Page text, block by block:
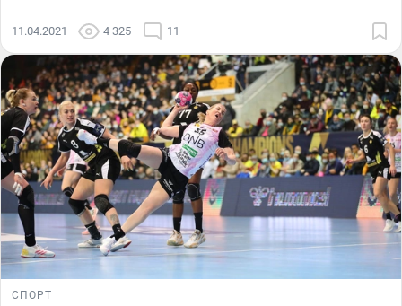
11.04.2021 4 325 11
СПОРТ